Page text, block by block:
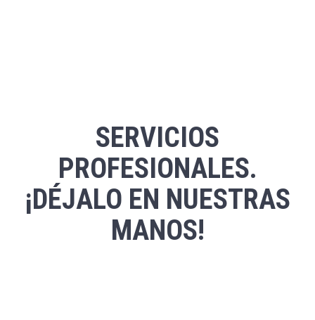
SERVICIOS
PROFESIONALES.
¡DÉJALO EN NUESTRAS
MANOS!